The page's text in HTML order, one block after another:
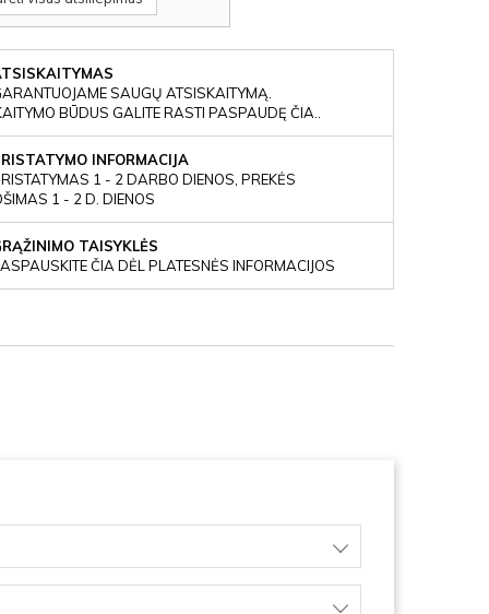
SAUGŲ ATSISKAITYMĄ.
BŪDUS GALITE RASTI PASPAUDĘ ČIA..
INFORMACIJA
1 - 2 DARBO DIENOS, PREKĖS
1 - 2 D. DIENOS
TAISYKLĖS
ČIA DĖL PLATESNĖS INFORMACIJOS